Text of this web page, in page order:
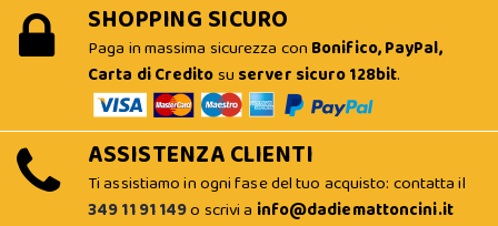
SHOPPING SICURO
Paga in massima sicurezza con Bonifico, PayPal,
Carta di Creditosu server sicuro 128bit.
ASSISTENZA CLIENTI
Ti assistiamo in ogni fase del tuo acquisto: contatta il
349 11 91 149o scrivi a info@dadiemattoncini.it